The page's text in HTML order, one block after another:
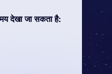
देखा जा सकता है: